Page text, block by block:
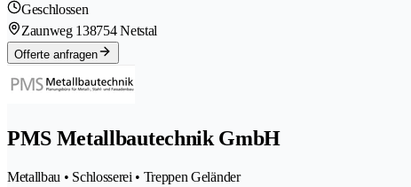
Geschlossen
Zaunweg 138754 Netstal
Offerte anfragen
PMS Metallbautechnik GmbH
Metallbau • Schlosserei • Treppen Geländer